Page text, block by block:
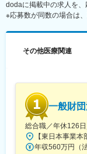
本ポジション
・社内（デー
を巻き込み、
・大学研究室
※案件は紹介・
てくる」より
※1人あたり同
※期間：数ヶ月
dodaに掲載中の求人を、
※応募数が同数の場合は
その他医療関連
一般財
総合職／年休126